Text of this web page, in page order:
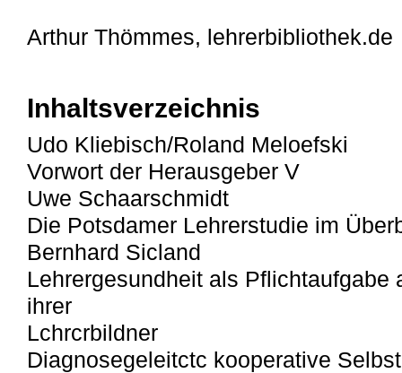
Arthur Thömmes, lehrerbibliothek.de
Inhaltsverzeichnis
Udo Kliebisch/Roland Meloefski
Vorwort der Herausgeber V
Uwe Schaarschmidt
Die Potsdamer Lehrerstudie im
Bernhard Sicland
Lehrergesundheit als Pflichtaufgabe
ihrer
Lchrcrbildner
Diagnosegeleitctc kooperative